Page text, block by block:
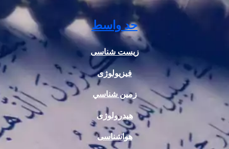
حد واسط
زیست شناسی
فیزیولوژی
زمين شناسي
هیدرولوژی
هواشناسی